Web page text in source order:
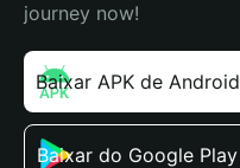
journey now!
Baixar APK de Android
Baixar do Google Play